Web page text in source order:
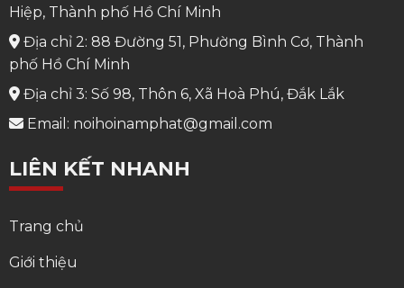
Hiệp, Thành phố Hồ Chí Minh
Địa chỉ 2: 88 Đường 51, Phường Bình Cơ, Thành
phố Hồ Chí Minh
Địa chỉ 3: Số 98, Thôn 6, Xã Hoà Phú, Đắk Lắk
Email: noihoinamphat@gmail.com
LIÊN KẾT NHANH
Trang chủ
Giới thiệu